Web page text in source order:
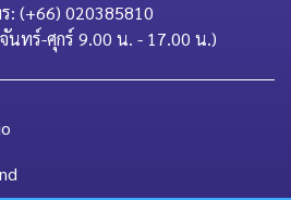
: (+66) 020385810
นทร์-ศุกร์ 9.00 น. - 17.00 น.)